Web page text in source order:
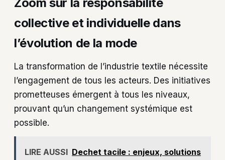
Zoom sur la responsabilité
collective et individuelle dans
l’évolution de la mode
La transformation de l’industrie textile nécessite
l’engagement de tous les acteurs. Des initiatives
prometteuses émergent à tous les niveaux,
prouvant qu’un changement systémique est
possible.
LIRE AUSSI Dechet tacile : enjeux, solutions